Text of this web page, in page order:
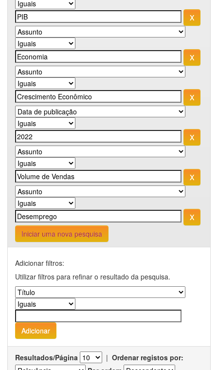
Iniciar uma nova pesquisa
Adicionar filtros:
Utilizar filtros para refinar o resultado da pesquisa.
Resultados/Página | Ordenar registos por: